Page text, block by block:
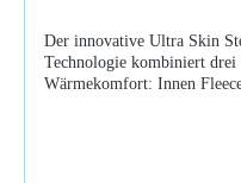
Der innovative Ultra Skin
Technologie kombiniert
Wärmekomfort: Innen